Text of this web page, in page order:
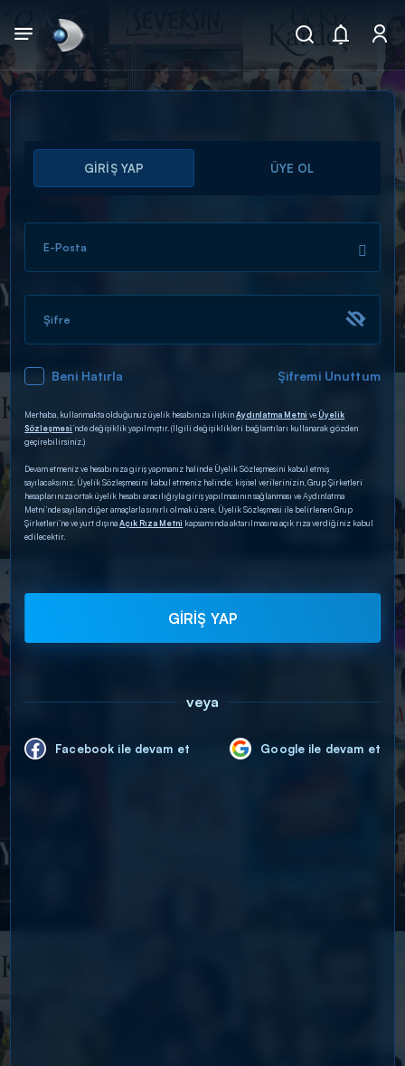
Arama
ARAMA SONUÇLARI
DİĞER SONUÇLAR
GİRİŞ YAP ÜYE OL
E-Posta
Şifre
Beni Hatırla Şifremi Unuttum
Merhaba, kullanmakta olduğunuz üyelik hesabınıza ilişkinAydınlatma Metni veÜyelik
Sözleşmesi’nde değişiklik yapılmıştır. (İlgili değişiklikleri bağlantıları kullanarak gözden
geçirebilirsiniz.)
Devam etmeniz ve hesabınıza giriş yapmanız halinde Üyelik Sözleşmesini kabul etmiş
sayılacaksınız. Üyelik Sözleşmesini kabul etmeniz halinde; kişisel verilerinizin, Grup Şirketleri
hesaplarınıza ortak üyelik hesabı aracılığıyla giriş yapılmasının sağlanması ve Aydınlatma
Metni’nde sayılan diğer amaçlarla sınırlı olmak üzere, Üyelik Sözleşmesi ile belirlenen Grup
Şirketleri’ne ve yurt dışınaAçık Rıza Metni kapsamında aktarılmasına açık rıza verdiğiniz kabul
edilecektir.
GİRİŞ YAP
veya
Facebook ile devam et Google ile devam et